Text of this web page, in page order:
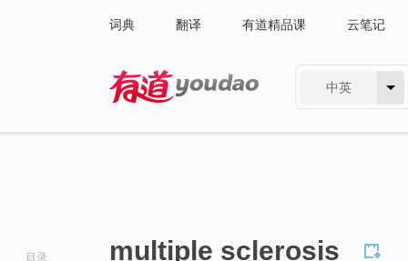
词典 翻译 有道精品课 云笔记
中英
目录 multiple sclerosis